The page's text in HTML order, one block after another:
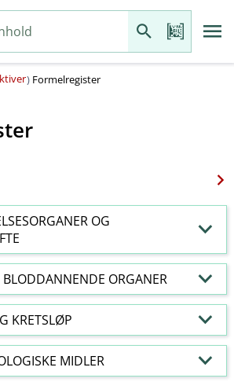
) Formelregister
OG
ORGANER
KRETSLØP
MIDLER